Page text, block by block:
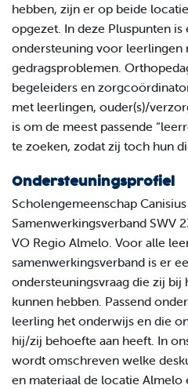
hebben, zijn er op beide
opgezet. In deze Pluspunten is
ondersteuning voor leerlingen
gedragsproblemen.
begeleiders en
met leerlingen, ouder(s)/
is om de meest passende
te zoeken, zodat zij toch hun
Ondersteuningsprofiel
Scholengemeenschap
Samenwerkingsverband SWV
VO Regio Almelo. Voor alle
samenwerkingsverband is er
ondersteuningsvraag die zij
kunnen hebben. Passend
leerling het onderwijs en die
hij/zij behoefte aan heeft. In
wordt omschreven welke
en materiaal de locatie Almelo